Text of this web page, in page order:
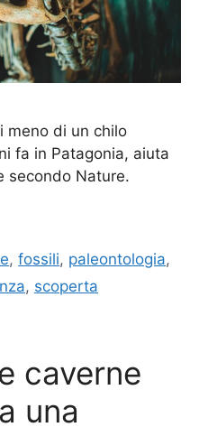
meno di un chilo
fa in Patagonia, aiuta
secondo Nature.
,fossili, paleontologia,
, scoperta
caverne
una